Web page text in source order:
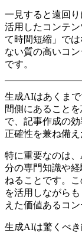
一見すると遠回
活用したコンテ
て時間短縮」で
ない質の高いコ
です。
生成AIはあくま
間側にあること
で、記事作成の
正確性を兼ね備
特に重要なのは
分の専門知識や
ねることです。
を活用しながら
えた価値あるコ
生成AIは驚くべ